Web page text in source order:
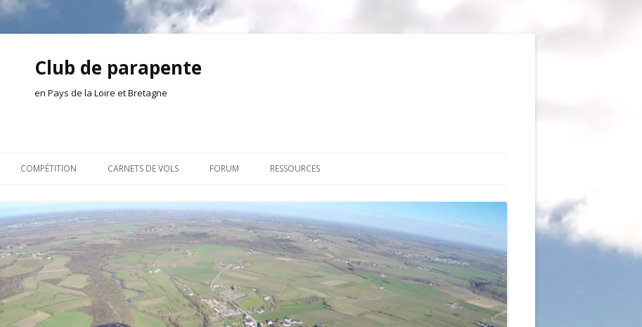
Club de parapente
en Pays de la Loire et Bretagne
au
DE LA SÉANCE
COMPÉTITION CARNETS DE VOLS
2024
2023
2022
FORUM
VIE DU CLUB
VOLS ET TREUIL
AILLEURS SUR LE WEB
ACHAT-VENTE
RESSOURCES
OUTILS
ACTEURS LOCAUX DU VOL LIBRE
VIDÉOS